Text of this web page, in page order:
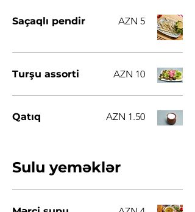
Saçaqlı pendir AZN 5
Turşu assorti AZN 10
Qatıq AZN 1.50
Sulu yeməklər